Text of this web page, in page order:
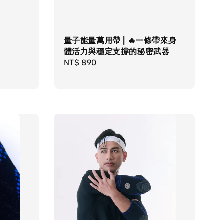
量子能量萬用帶 | 🔥一條帶來身
體活力與穩定支撐的秘密武器
Regular
NT$ 890